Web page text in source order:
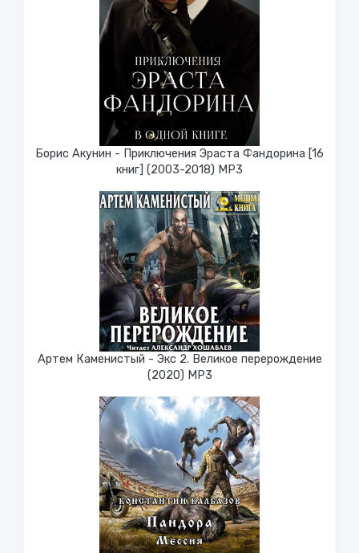
Борис Акунин - Приключения Эраста Фандорина [16
книг] (2003-2018) МР3
Артем Каменистый - Экс 2. Великое перерождение
(2020) МР3